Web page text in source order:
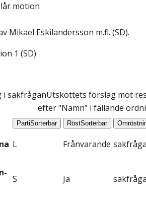
motion
Mikael Eskilandersson m.fl. (SD).
1 (SD)
i sakfråganUtskottets förslag mot
efter "Namn" i fallande
PartiSorterbar RöstSorterbar
L Frånvarande
S Ja